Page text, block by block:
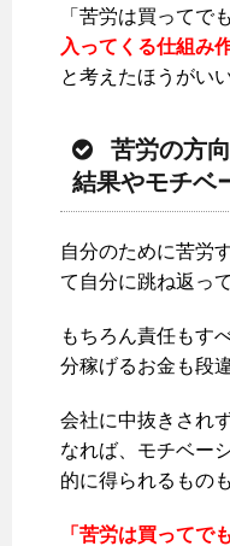
「苦労は買ってで
入ってくる仕組み
と考えたほうがい
苦労の方
結果やモチベ
自分のために苦労
て自分に跳ね返っ
もちろん責任もす
分稼げるお金も段
会社に中抜きされ
なれば、モチベー
的に得られるもの
「苦労は買ってで